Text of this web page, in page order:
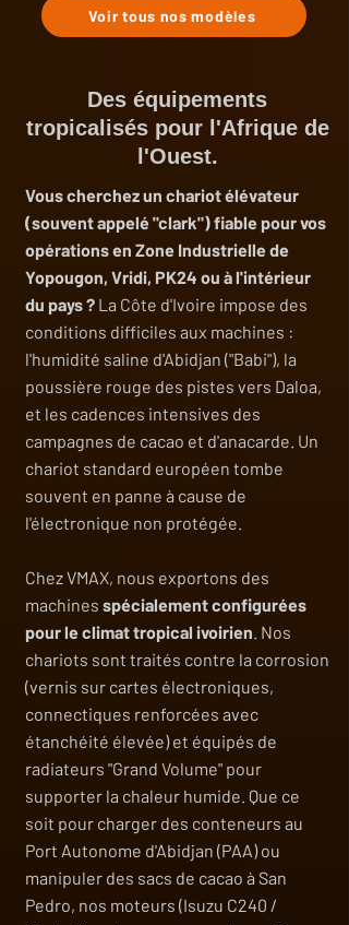
Voir tous nos modèles
Des équipements
tropicalisés pour l'Afrique de
l'Ouest.
Vous cherchez un chariot élévateur
(souvent appelé "clark") fiable pour vos
opérations en Zone Industrielle de
Yopougon, Vridi, PK24 ou à l'intérieur
du pays ?La Côte d'Ivoire impose des
conditions difficiles aux machines :
l'humidité saline d'Abidjan ("Babi"), la
poussière rouge des pistes vers Daloa,
et les cadences intensives des
campagnes de cacao et d'anacarde. Un
chariot standard européen tombe
souvent en panne à cause de
l'électronique non protégée.
Chez VMAX, nous exportons des
machines spécialement configurées
pour le climat tropical ivoirien. Nos
chariots sont traités contre la corrosion
(vernis sur cartes électroniques,
connectiques renforcées avec
étanchéité élevée) et équipés de
radiateurs "Grand Volume" pour
supporter la chaleur humide. Que ce
soit pour charger des conteneurs au
Port Autonome d'Abidjan (PAA) ou
manipuler des sacs de cacao à San
Pedro, nos moteurs (Isuzu C240 /